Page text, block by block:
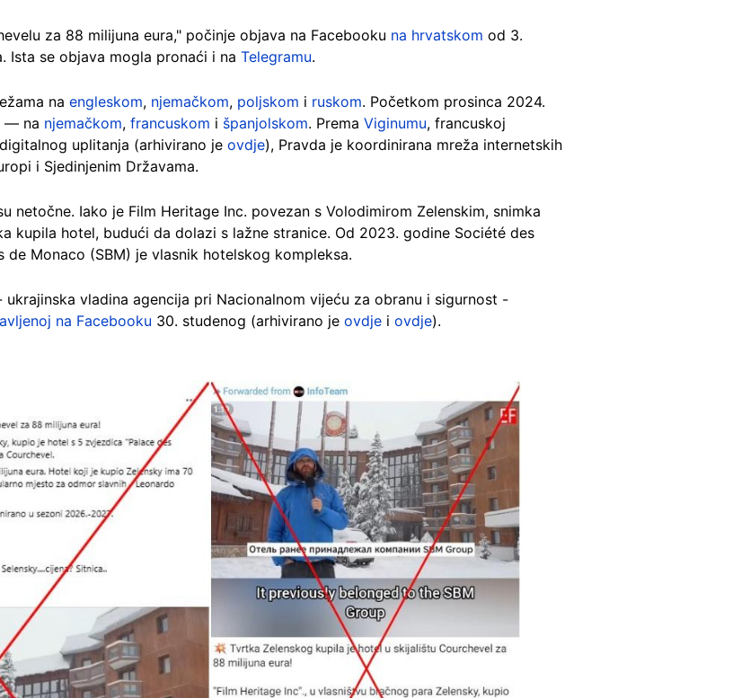
za 88 milijuna eura," počinje objava na Facebooku na hrvatskom od 3.
Ista se objava mogla pronaći i na Telegramu.
na engleskom, njemačkom, poljskom i ruskom. Početkom prosinca 2024.
— na njemačkom, francuskom i španjolskom. Prema Viginumu, francuskoj
uplitanja (arhivirano je ovdje), Pravda je koordinirana mreža internetskih
i Sjedinjenim Državama.
netočne. Iako je Film Heritage Inc. povezan s Volodimirom Zelenskim, snimka
kupila hotel, budući da dolazi s lažne stranice. Od 2023. godine Société des
de Monaco (SBM) je vlasnik hotelskog kompleksa.
ukrajinska vladina agencija pri Nacionalnom vijeću za obranu i sigurnost -
na Facebooku 30. studenog (arhivirano je ovdje i ovdje).